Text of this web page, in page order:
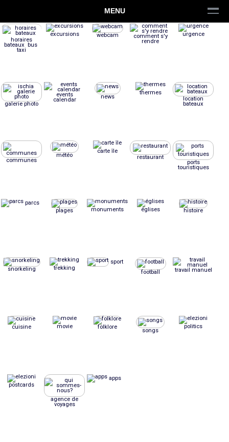
MENU
horaires
bateaux bus
taxi
excursions webcam comment s'y
rendre
urgence
galerie photo
events
calendar news
thermes
location
bateaux
communes
météo
carte île
restaurant
ports
touristiques
parcs
plages
monuments églises histoire
snorkeling trekking
sport
football
travail manuel
cuisine movie folklore
songs
politics
postcards
agence de
voyages
apps